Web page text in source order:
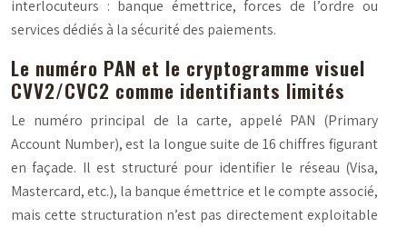
interlocuteurs : banque émettrice, forces de l’ordre ou
services dédiés à la sécurité des paiements.
Le numéro PAN et le cryptogramme visuel
CVV2/CVC2 comme identifiants limités
Le numéro principal de la carte, appelé PAN (Primary
Account Number), est la longue suite de 16 chiffres figurant
en façade. Il est structuré pour identifier le réseau (Visa,
Mastercard, etc.), la banque émettrice et le compte associé,
mais cette structuration n’est pas directement exploitable